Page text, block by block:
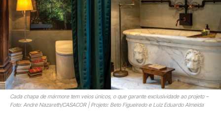
Cada chapa de mármore tem veios únicos, o que garante exclusividade ao projeto –
Foto: André Nazareth/CASACOR | Projeto: Beto Figueiredo e Luiz Eduardo Almeida